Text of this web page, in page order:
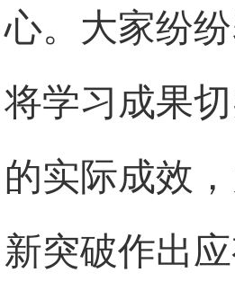
心。大家纷
将学习成果
的实际成效
新突破作出